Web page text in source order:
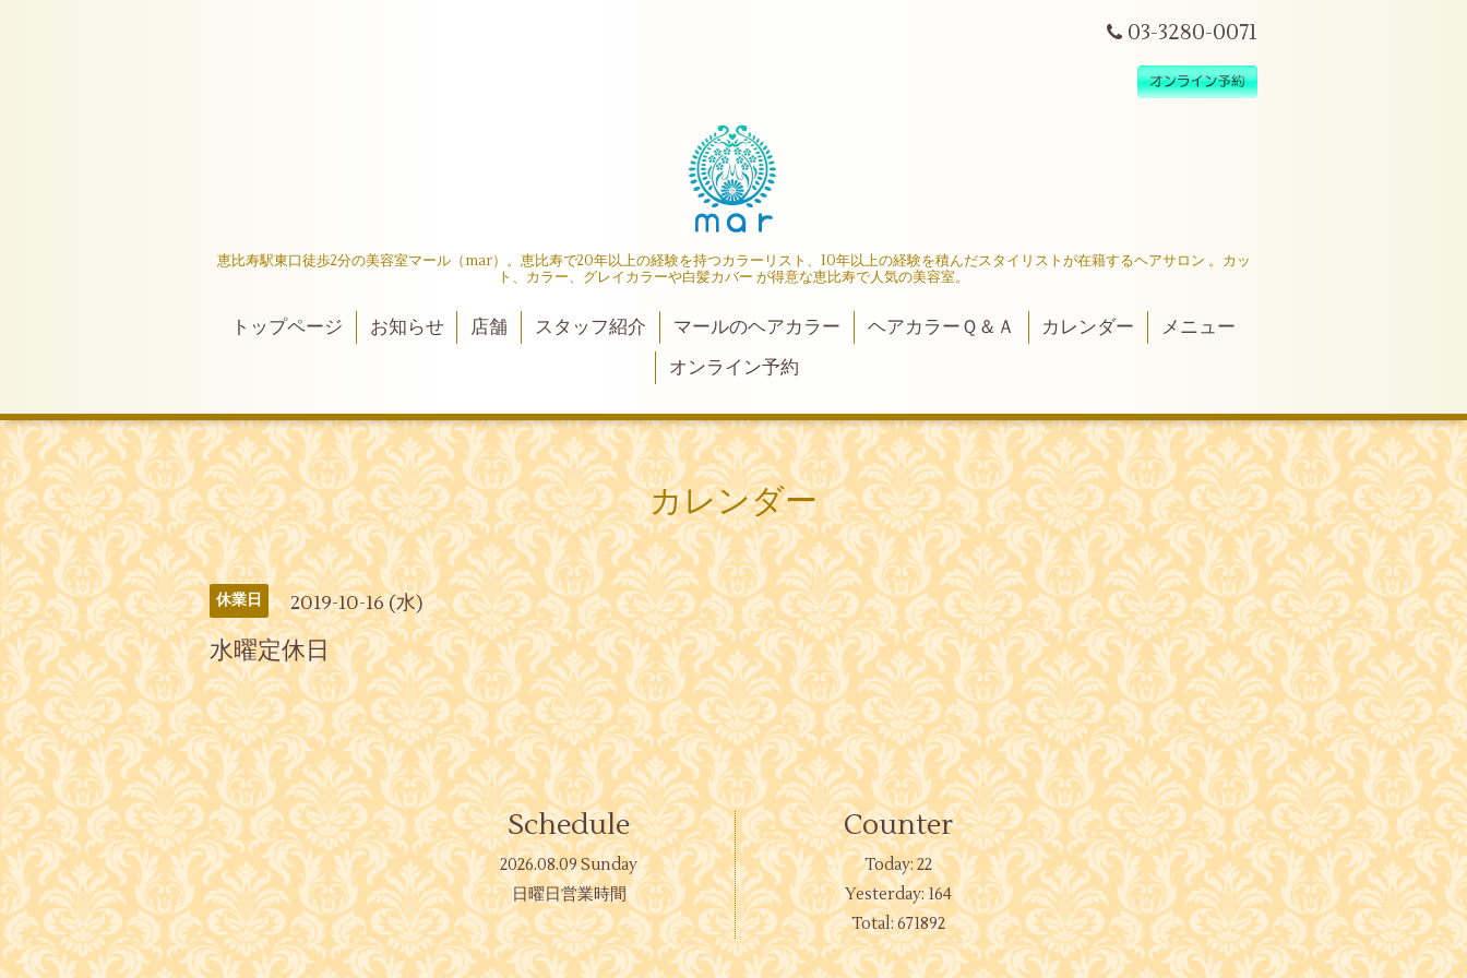
03-3280-0071
恵比寿駅東口徒歩2分の美容室マール（mar）。恵比寿で20年以上の経験を持つカラーリスト、10年以上の経験を積んだスタイリストが在籍するヘアサロン 。カッ
ト、カラー、グレイカラーや白髪カバー が得意な恵比寿で人気の美容室。
トップページ お知らせ 店舗 スタッフ紹介 マールのヘアカラー ヘアカラーＱ＆Ａ カレンダー
メニュー
オンライン予約
カレンダー
休業日 2019-10-16 (水)
水曜定休日
Schedule
2026.08.09 Sunday
日曜日営業時間
Counter
Today: 22
Yesterday:164
Total:671892